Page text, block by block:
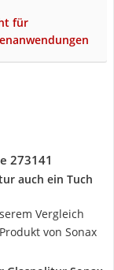
für
273141
auch ein Tuch
Vergleich
von Sonax